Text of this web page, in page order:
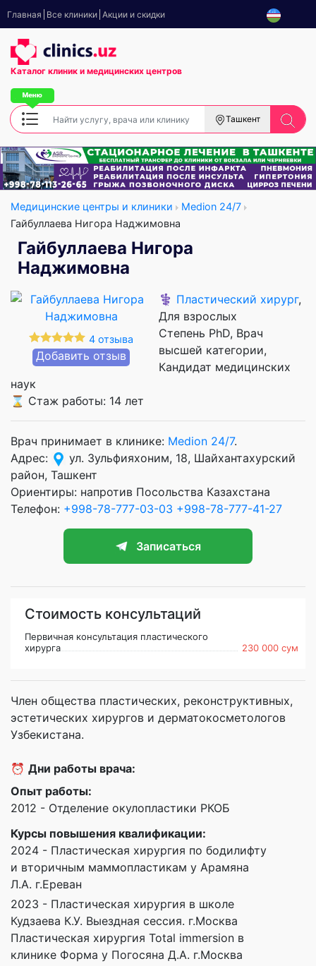
Главная Все клиники Акции и скидки
Каталог клиник и медицинских центров
Ташкент
Медицинские центры и клиники
Medion 24/7
Гайбуллаева Нигора Наджимовна
Гайбуллаева Нигора
Наджимовна
4 отзыва
Добавить отзыв
⚕️ Пластический хирург,
Для взрослых
Степень PhD Врач
высшей категории
Кандидат медицинских
наук
⌛ Стаж работы: 14 лет
Врач принимает в клинике: Medion 24/7.
Адрес:
ул. Зульфияхоним, 18, Шайхантахурский
район, Ташкент
Ориентиры: напротив Посольства Казахстана
Телефон: +998-78-777-03-03 +998-78-777-41-27
Записаться
Стоимость консультаций
Первичная консультация пластического
хирурга
230 000 сум
Член общества пластических, реконструктивных,
эстетических хирургов и дерматокосметологов
Узбекистана.
⏰ Дни работы врача:
Опыт работы:
2012 - Отделение окулопластики РКОБ
Курсы повышения квалификации:
2024 - Пластическая хирургия по бодилифту
и вторичным маммопластикам у Арамяна
Л.А. г.Ереван
2023 - Пластическая хирургия в школе
Кудзаева К.У. Выездная сессия. г.Москва
Пластическая хирургия Total immersion в
клинике Форма у Погосяна Д.А. г.Москва